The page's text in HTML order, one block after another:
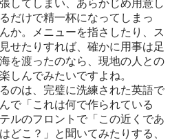
してしまい、あらかじめ用意し
だけで精一杯になってしまっ
か。メニューを指さしたり、ス
せたりすれば、確かに用事は足
を渡ったのなら、現地の人との
しんでみたいですよね。
のは、完璧に洗練された英語で
で「これは何で作られている
ルのフロントで「この近くであ
どこ？」と聞いてみたりする、